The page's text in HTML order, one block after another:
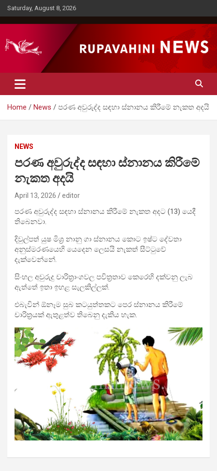
Skip
to
content
Saturday, August 8, 2026
Rupavahini News
Home News පරණ අවුරුද්ද සඳහා ස්නානය කිරීමේ නැකත අදයි
NEWS
පරණ අවුරුද්ද සඳහා ස්නානය කිරීමේ
නැකත අදයි
April 13, 2026 editor
පරණ අවුරුද්ද සඳහා ස්නානය කිරීමේ නැකත අදට (13) යෙදී
තිබෙනවා.
දිවුල්පත් යුෂ මිශ්‍ර නානු ගා ස්නානය කොට ඉෂ්ට දේවතා
අනුස්මරණයෙහි යෙදෙන ලෙසයි නැකත් සීට්ටුවේ
දැක්වෙන්නේ.
සිංහල අවුරුදු චාරිත්‍රාංගවල පවිත්‍රතාව කෙරෙහි දක්වනු ලැබ
ඇත්තේ ඉතා ඉහළ සැලකිල්ලක්.
එබැවින් ඕනෑම සුබ කටයුත්තකට පෙර ස්නානය කිරීමේ
චාරිත්‍රයක් ඇතුළත්ව තිබෙනු දැකිය හැක.